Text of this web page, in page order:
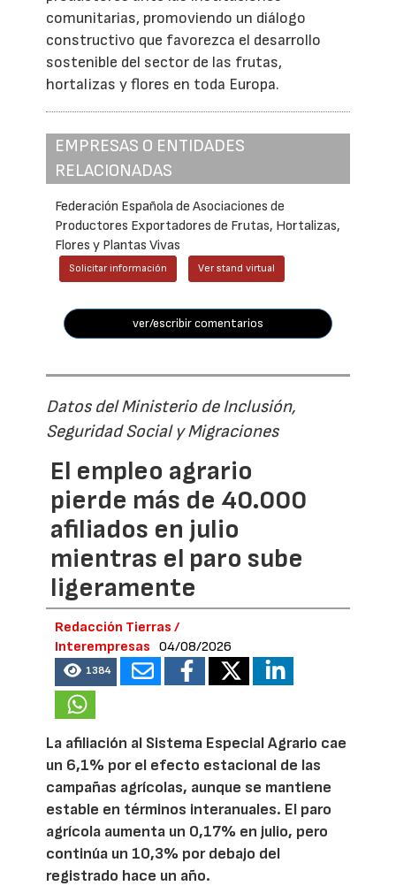
comunitarias, promoviendo un diálogo
constructivo que favorezca el desarrollo
sostenible del sector de las frutas,
hortalizas y flores en toda Europa.
EMPRESAS O ENTIDADES
RELACIONADAS
Federación Española de Asociaciones de
Productores Exportadores de Frutas, Hortalizas,
Flores y Plantas Vivas
Solicitar información Ver stand virtual
ver/escribir comentarios
Datos del Ministerio de Inclusión,
Seguridad Social y Migraciones
El empleo agrario
pierde más de 40.000
afiliados en julio
mientras el paro sube
ligeramente
Redacción Tierras /
Interempresas
04/08/2026
1384
La afiliación al Sistema Especial Agrario cae
un 6,1% por el efecto estacional de las
campañas agrícolas, aunque se mantiene
estable en términos interanuales. El paro
agrícola aumenta un 0,17% en julio, pero
continúa un 10,3% por debajo del
registrado hace un año.